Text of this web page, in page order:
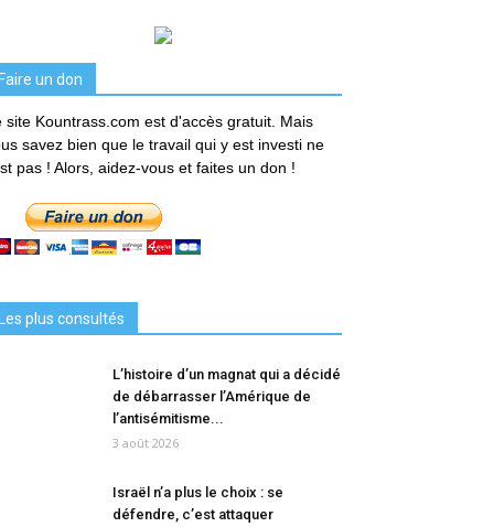
un don
site Kountrass.com est d'accès gratuit. Mais
savez bien que le travail qui y est investi ne
pas ! Alors, aidez-vous et faites un don !
plus consultés
L’histoire d’un magnat qui a décidé
de débarrasser l’Amérique de
l’antisémitisme...
3 août 2026
Israël n’a plus le choix : se
défendre, c’est attaquer